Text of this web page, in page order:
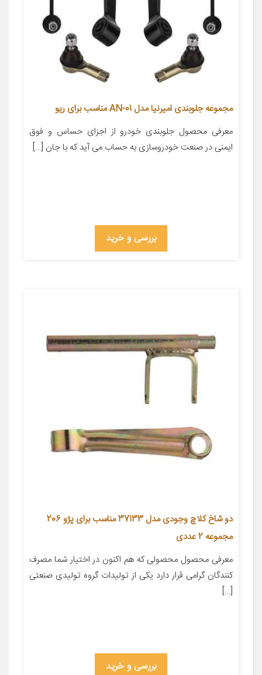
مجموعه جلوبندی امیرنیا مدل AN-01 مناسب برای ریو
معرفی محصول جلوبندی خودرو از اجزای حساس و فوق
ایمنی در صنعت خودروسازی به حساب می آید که با جان […]
بررسی و خرید
دو شاخ کلاچ وجودی مدل 37133 مناسب برای پژو 206
مجموعه 2 عددی
معرفی محصول محصولی که هم اکنون در اختیار شما مصرف
کنندگان گرامی قرار دارد یکی از تولیدات گروه تولیدی صنعتی
[…]
بررسی و خرید